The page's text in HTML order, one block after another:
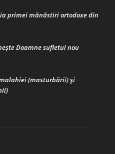
primei mănăstiri ortodoxe din
Doamne sufletul nou
(masturbării) şi